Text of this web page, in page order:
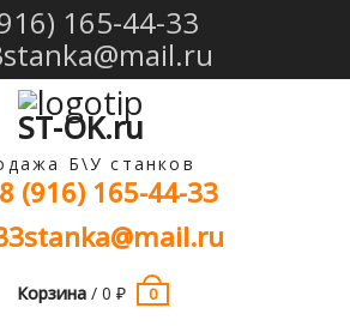
165-44-33
ST-OK.ru
Б\У станков
8 (916) 165-44-33
Корзина/ 0 ₽ 0